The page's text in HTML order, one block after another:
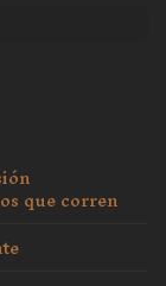
que corren